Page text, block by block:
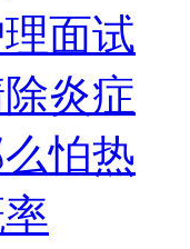
面试
炎症
怕热